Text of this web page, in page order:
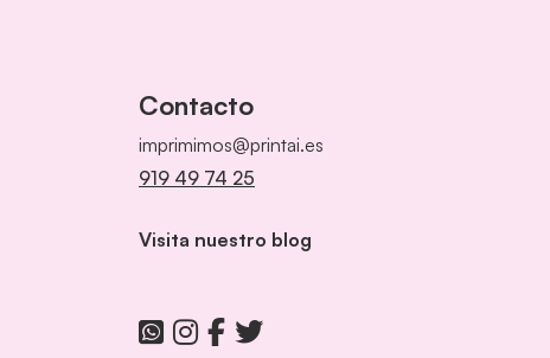
Contacto
imprimimos@printai.es
919 49 74 25
Visita nuestro blog